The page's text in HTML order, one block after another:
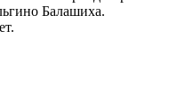
Балашиха.